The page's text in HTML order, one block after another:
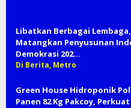
Libatkan Berbagai
Matangkan Penyusunan
Demokrasi 202…
Di Berita, Metro
Green House Hidroponik
Panen 82 Kg Pakcoy,